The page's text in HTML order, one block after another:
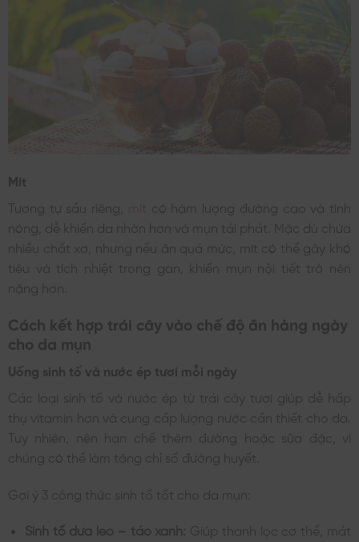
Mít
Tương tự sầu riêng,
có hàm lượng đường cao và tính
nóng, dễ khiến da nhờn hơn và mụn tái phát. Mặc dù chứa
nhiều chất xơ, nhưng nếu ăn quá mức, mít có thể gây khó
tiêu và tích nhiệt trong gan, khiến mụn nội tiết trở nên
nặng hơn.
Cách kết hợp trái cây vào chế độ ăn hàng ngày
cho da mụn
Uống sinh tố và nước ép tươi mỗi ngày
Các loại sinh tố và nước ép từ trái cây tươi giúp dễ hấp
thụ vitamin hơn và cung cấp lượng nước cần thiết cho da.
Tuy nhiên, nên hạn chế thêm đường hoặc sữa đặc, vì
chúng có thể làm tăng chỉ số đường huyết.
Gợi ý 3 công thức sinh tố tốt cho da mụn:
Sinh tố dưa leo – táo xanh: Giúp thanh lọc cơ thể, mát